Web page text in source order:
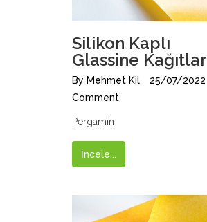
Silikon Kaplı
Glassine Kağıtlar
By Mehmet Kil 25/07/2022
Comment
Pergamin
İncele...